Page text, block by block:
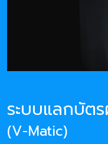
ระบบแลกบัต
(V-Matic)